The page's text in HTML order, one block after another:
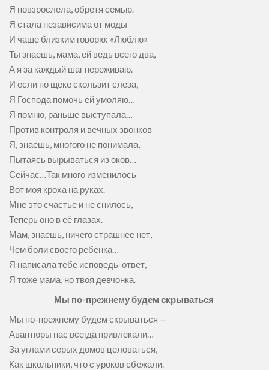
Я повзрослела, обретя семью.
Я стала независима от моды
И чаще близким говорю: «Люблю»
Ты знаешь, мама, ей ведь всего два,
А я за каждый шаг переживаю.
И если по щеке скользит слеза,
Я Господа помочь ей умоляю…
Я помню, раньше выступала…
Против контроля и вечных звонков
Я, знаешь, многого не понимала,
Пытаясь вырываться из оков…
Сейчас…Так много изменилось
Вот моя кроха на руках.
Мне это счастье и не снилось,
Теперь оно в её глазах.
Мам, знаешь, ничего страшнее нет,
Чем боли своего ребёнка…
Я написала тебе исповедь-ответ,
Я тоже мама, но твоя девчонка.
Мы по-прежнему будем скрываться
Мы по-прежнему будем скрываться —
Авантюры нас всегда привлекали…
За углами серых домов целоваться,
Как школьники, что с уроков сбежали.